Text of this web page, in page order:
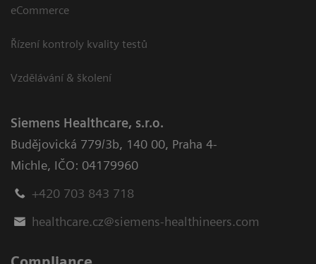
eCommerce
Řízení kontroly kvality testů
Vzdělávání & školení
Siemens Healthcare, s.r.o.
Budějovická 779/3b, 140 00, Praha 4-
Michle, IČO: 04179960
+420 703 843 718
healthcare.cz@siemens-healthineers.com